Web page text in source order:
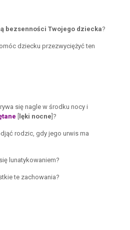
bezsenności Twojego dziecka?
dziecku przezwyciężyć ten
się nagle w środku nocy i
lęki nocne ]?
rodzic, gdy jego urwis ma
lunatykowaniem?
te zachowania?